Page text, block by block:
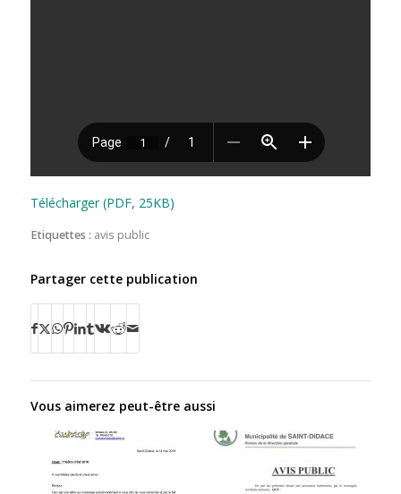
Télécharger (PDF, 25KB)
Etiquettes : avis public
Partager cette publication
Vous aimerez peut-être aussi